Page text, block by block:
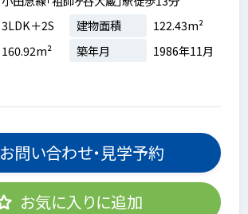
3LDK＋2S 建物面積
122.43m²
160.92m² 築年月 1986年11月
お問い合わせ・見学予約
お気に入りに追加